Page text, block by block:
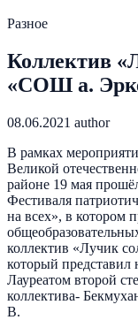
Разное
Коллектив
«СОШ а.
08.06.2021 author
В рамках
Великой
районе 19 мая
Фестиваля
на всех», в котором
коллектив «Лучик
который представил
Лауреатом второй
коллектива-
В.